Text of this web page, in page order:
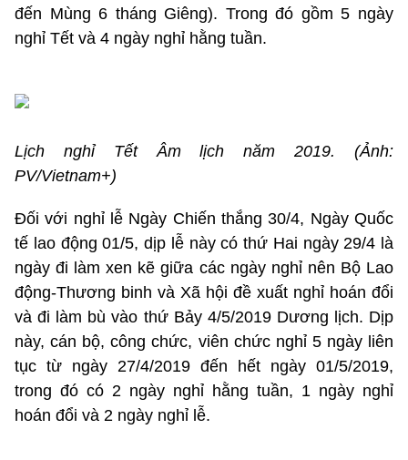
đến Mùng 6 tháng Giêng). Trong đó gồm 5 ngày
nghỉ Tết và 4 ngày nghỉ hằng tuần.
Lịch nghỉ Tết Âm lịch năm 2019. (Ảnh:
PV/Vietnam+)
Đối với nghỉ lễ Ngày Chiến thắng 30/4, Ngày Quốc
tế lao động 01/5, dịp lễ này có thứ Hai ngày 29/4 là
ngày đi làm xen kẽ giữa các ngày nghỉ nên Bộ Lao
động-Thương binh và Xã hội đề xuất nghỉ hoán đổi
và đi làm bù vào thứ Bảy 4/5/2019 Dương lịch. Dịp
này, cán bộ, công chức, viên chức nghỉ 5 ngày liên
tục từ ngày 27/4/2019 đến hết ngày 01/5/2019,
trong đó có 2 ngày nghỉ hằng tuần, 1 ngày nghỉ
hoán đổi và 2 ngày nghỉ lễ.